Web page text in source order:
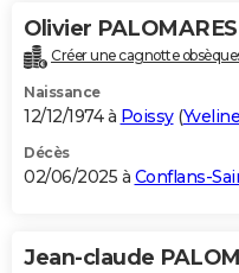
Olivier PALOMARES
Créer une cagnotte
Naissance
12/12/1974 à Poissy(
Décès
02/06/2025 à Conflans-
Jean-claude